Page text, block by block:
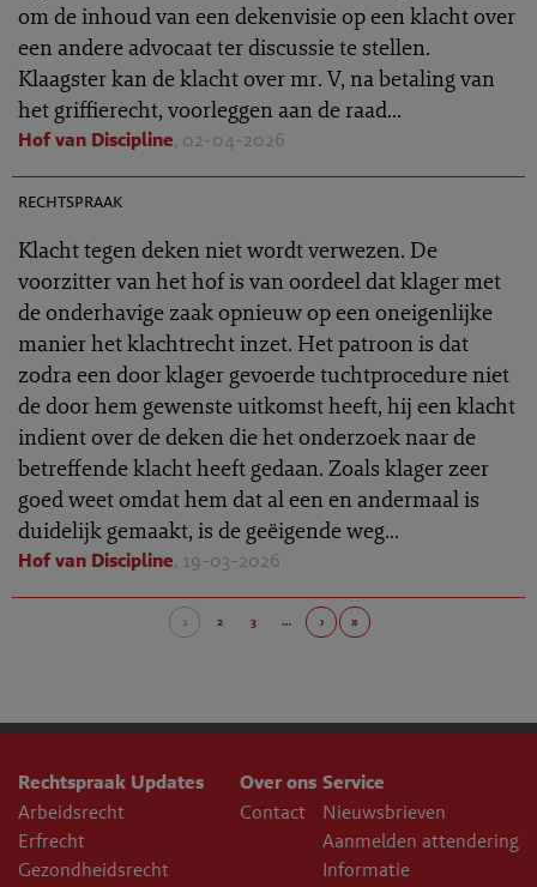
om de inhoud van een dekenvisie op een klacht over
een andere advocaat ter discussie te stellen.
Klaagster kan de klacht over mr. V, na betaling van
het griffierecht, voorleggen aan de raad...
Hof van Discipline, 02-04-2026
rechtspraak
Klacht tegen deken niet wordt verwezen. De
voorzitter van het hof is van oordeel dat klager met
de onderhavige zaak opnieuw op een oneigenlijke
manier het klachtrecht inzet. Het patroon is dat
zodra een door klager gevoerde tuchtprocedure niet
de door hem gewenste uitkomst heeft, hij een klacht
indient over de deken die het onderzoek naar de
betreffende klacht heeft gedaan. Zoals klager zeer
goed weet omdat hem dat al een en andermaal is
duidelijk gemaakt, is de geëigende weg...
Hof van Discipline, 19-03-2026
1 2 3 … › »
Rechtspraak Updates
Arbeidsrecht
Erfrecht
Gezondheidsrecht
Over ons
Contact
Service
Nieuwsbrieven
Aanmelden attendering
Informatie